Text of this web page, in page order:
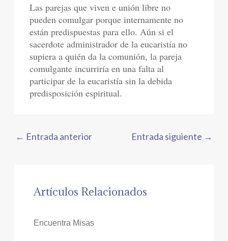
Las parejas que viven e unión libre no
pueden comulgar porque internamente no
están predispuestas para ello. Aún si el
sacerdote administrador de la eucaristía no
supiera a quién da la comunión, la pareja
comulgante incurriría en una falta al
participar de la eucaristía sin la debida
predisposición espiritual.
← Entrada anterior Entrada siguiente →
Artículos Relacionados
Encuentra Misas